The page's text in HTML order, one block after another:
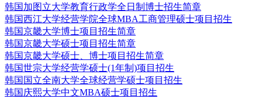
韩国加图立大学教育行政学全日制博士招生简章
韩国西江大学经营学院全球MBA工商管理硕士项目招生
韩国京畿大学博士项目招生简章
韩国京畿大学硕士项目招生简章
韩国京畿大学硕士、博士项目招生简章
韩国世宗大学经营学硕士(1年制)项目招生
韩国国立全南大学全球经营学硕士项目招生
韩国庆熙大学中文MBA硕士项目招生